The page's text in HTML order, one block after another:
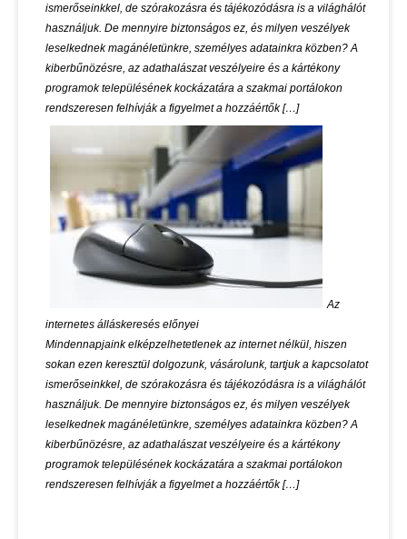
ismerőseinkkel, de szórakozásra és tájékozódásra is a világhálót
használjuk. De mennyire biztonságos ez, és milyen veszélyek
leselkednek magánéletünkre, személyes adatainkra közben? A
kiberbűnözésre, az adathalászat veszélyeire és a kártékony
programok településének kockázatára a szakmai portálokon
rendszeresen felhívják a figyelmet a hozzáértők […]
Az
internetes álláskeresés előnyei
Mindennapjaink elképzelhetetlenek az internet nélkül, hiszen
sokan ezen keresztül dolgozunk, vásárolunk, tartjuk a kapcsolatot
ismerőseinkkel, de szórakozásra és tájékozódásra is a világhálót
használjuk. De mennyire biztonságos ez, és milyen veszélyek
leselkednek magánéletünkre, személyes adatainkra közben? A
kiberbűnözésre, az adathalászat veszélyeire és a kártékony
programok településének kockázatára a szakmai portálokon
rendszeresen felhívják a figyelmet a hozzáértők […]